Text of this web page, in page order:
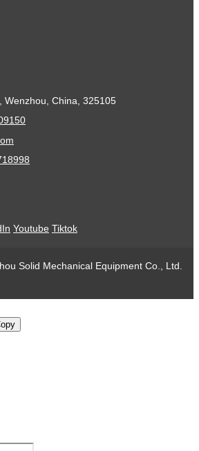
Wenzhou, China, 325105
Youtube Tiktok
Solid Mechanical Equipment Co., Ltd.